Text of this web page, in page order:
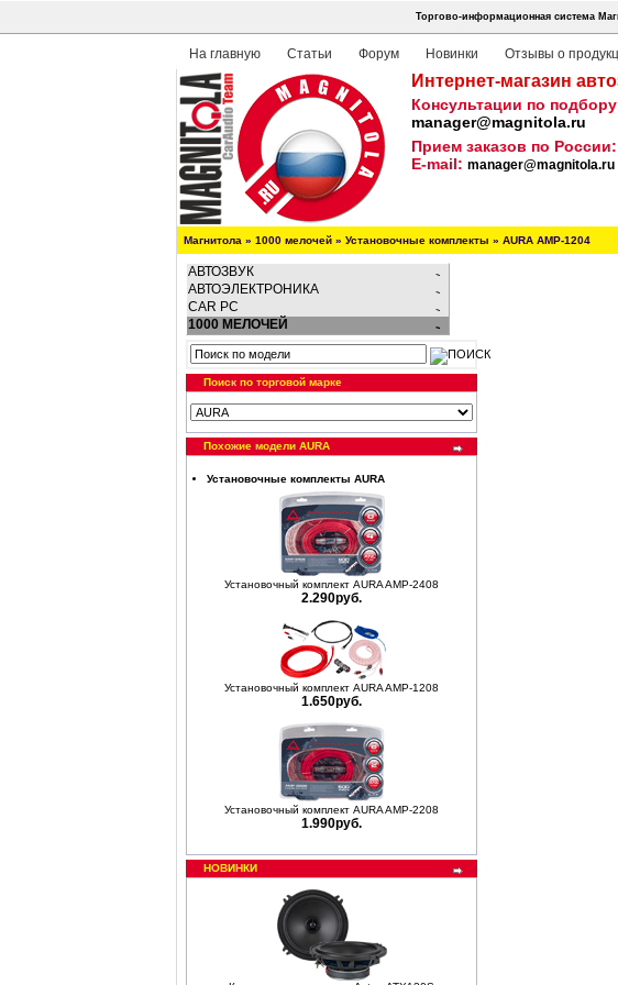
Торгово-информационная система
На главную Статьи Форум Новинки Отзывы о
Интернет-магазин
Консультации по
manager@magnitola.ru
Прием заказов по России:
E-mail: manager@magnitola.ru
Магнитола » 1000 мелочей » Установочные комплекты » AURA AMP-1204
АВТОЗВУК
АВТОЭЛЕКТРОНИКА
CAR PC
1000 МЕЛОЧЕЙ
Поиск по торговой марке
Похожие модели AURA
Установочные комплекты AURA
Установочный комплект AURA AMP-2408
2.290руб.
Установочный комплект AURA AMP-1208
1.650руб.
Установочный комплект AURA AMP-2208
1.990руб.
НОВИНКИ